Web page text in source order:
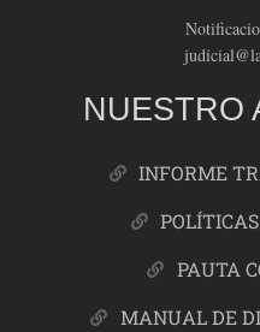
NUESTRO
INFORME
PAUTA
MANUAL DE